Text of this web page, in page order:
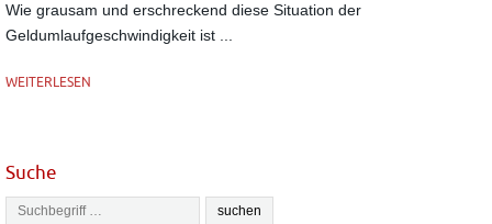
Wie grausam und erschreckend diese Situation der
Geldumlaufgeschwindigkeit ist ...
WEITERLESEN
Suche